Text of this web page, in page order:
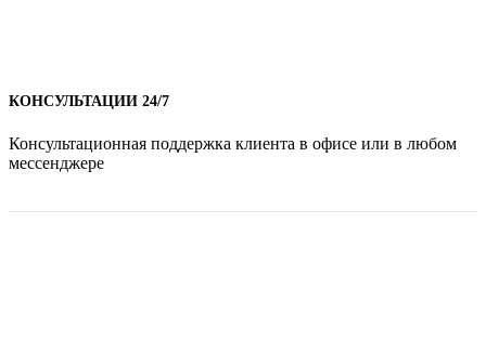
КОНСУЛЬТАЦИИ 24/7
Консультационная поддержка клиента в офисе или в любом
мессенджере